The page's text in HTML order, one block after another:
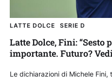
LATTE DOLCE SERIE D
Latte Dolce, Fini: “Sesto
importante. Futuro?
Le dichiarazioni di Michele